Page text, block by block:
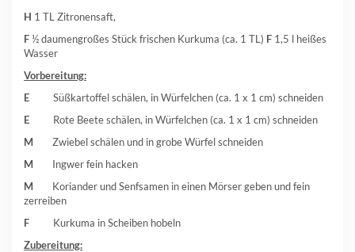
H 1 TL Zitronensaft,
F ½ daumengroßes Stück frischen Kurkuma (ca. 1 TL) F 1,5 l heißes
Wasser
Vorbereitung:
E Süßkartoffel schälen, in Würfelchen (ca. 1 x 1 cm) schneiden
E Rote Beete schälen, in Würfelchen (ca. 1 x 1 cm) schneiden
M Zwiebel schälen und in grobe Würfel schneiden
M Ingwer fein hacken
M Koriander und Senfsamen in einen Mörser geben und fein
zerreiben
F Kurkuma in Scheiben hobeln
Zubereitung: